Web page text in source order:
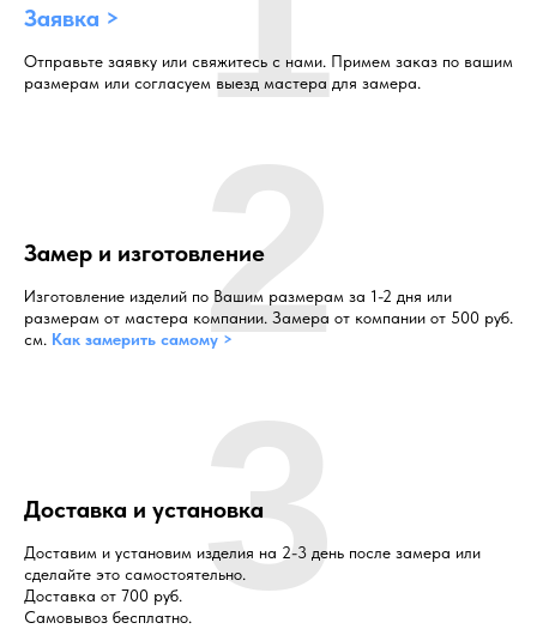
Заявка >
Отправьте заявку или свяжитесь с нами. Примем заказ по вашим
размерам или согласуем выезд мастера для замера.
Замер и изготовление
Изготовление изделий по Вашим размерам за 1-2 дня или
размерам от мастера компании. Замера от компании от 500 руб.
см. Как замерить самому >2
Доставка и установка
Доставим и установим изделия на 2-3 день после замера или
сделайте это самостоятельно.
Доставка от 700 руб.
Самовывоз бесплатно. 3